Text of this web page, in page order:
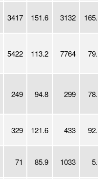
3417 151.6 3132 165.4
5422 113.2 7764 79.1
249 94.8 299 78.9
329 121.6 433 92.4
71 85.9 1033 5.9